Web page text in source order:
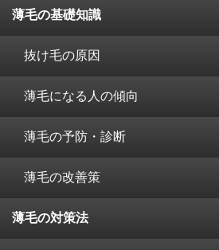
薄毛の基礎知識
抜け毛の原因
薄毛になる人の傾向
薄毛の予防・診断
薄毛の改善策
薄毛の対策法